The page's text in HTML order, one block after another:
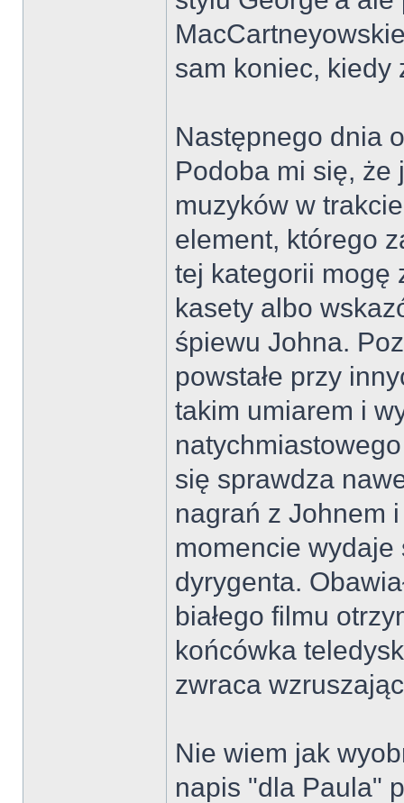
sam koniec, kiedy
Następnego dnia
Podoba mi się, że
muzyków w
element, którego
tej kategorii mogę
kasety albo
śpiewu Johna.
powstałe przy
takim umiarem i
się sprawdza
nagrań z Johnem
momencie wydaje
dyrygenta.
białego filmu
końcówka
zwraca
Nie wiem jak
napis "dla Paula"